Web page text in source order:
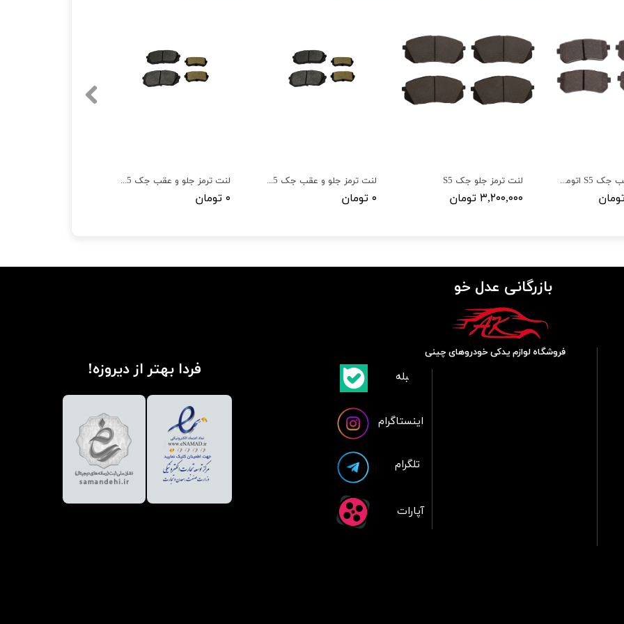
لنت ترمز جلو و عقب جک S5 اتومات بسته 8 عددی
۰ تومان
لنت ترمز جلو و عقب جک S5 دنده ای بسته 8 عددی
۰ تومان
لنت ترمز جلو جک S5
۳,۲۰۰,۰۰۰ تومان
لنت ترمز عقب جک S5 اتومات
بازرگانی عدل خو
فردا بهتر از دیروزه!
فروشگاه لوازم یدکی خودروهای چینی
آپارات
تلگرام
اینستاگرام
​بلبله​​​​​​​بله